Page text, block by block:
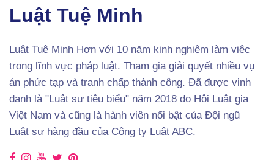
Luật Tuệ Minh
Luật Tuệ Minh Hơn với 10 năm kinh nghiệm làm việc
trong lĩnh vực pháp luật. Tham gia giải quyết nhiều vụ
án phức tạp và tranh chấp thành công. Đã được vinh
danh là "Luật sư tiêu biểu" năm 2018 do Hội Luật gia
Việt Nam và cũng là hành viên nổi bật của Đội ngũ
Luật sư hàng đầu của Công ty Luật ABC.